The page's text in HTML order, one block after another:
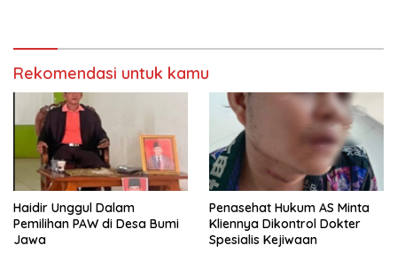
Rekomendasi untuk kamu
Haidir Unggul Dalam
Pemilihan PAW di Desa Bumi
Jawa
Penasehat Hukum AS Minta
Kliennya Dikontrol Dokter
Spesialis Kejiwaan